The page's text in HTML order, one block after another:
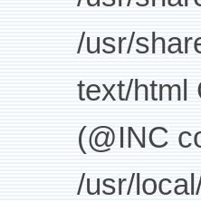
/usr/
text/html
(@INC
/usr/